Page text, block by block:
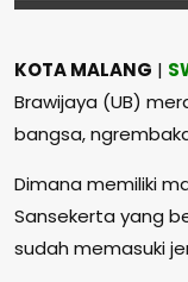
KOTA MALANG |
Brawijaya (UB)
bangsa,
Dimana memiliki
Sansekerta yang
sudah memasuki